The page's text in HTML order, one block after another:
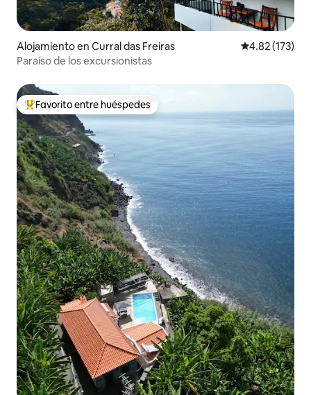
Alojamiento en Curral das Freiras Calificación
4.82 (173)
Paraíso de los excursionistas
Favorito entre huéspedes preferido
Favorito entre huéspedes